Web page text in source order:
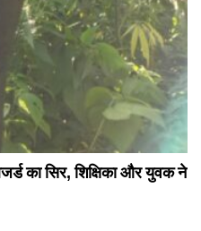
का सिर, शिक्षिका और युवक ने